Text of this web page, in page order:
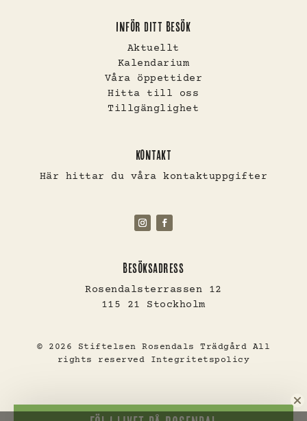
INFÖR DITT BESÖK
Aktuellt
Kalendarium
Våra öppettider
Hitta till oss
Tillgänglighet
KONTAKT
Här hittar du våra kontaktuppgifter
BESÖKSADRESS
Rosendalsterrassen 12
115 21 Stockholm
© 2026 Stiftelsen Rosendals Trädgård All
rights reserved Integritetspolicy